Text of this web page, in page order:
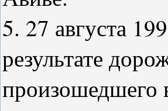
5. 27 августа
результате
произошедшего